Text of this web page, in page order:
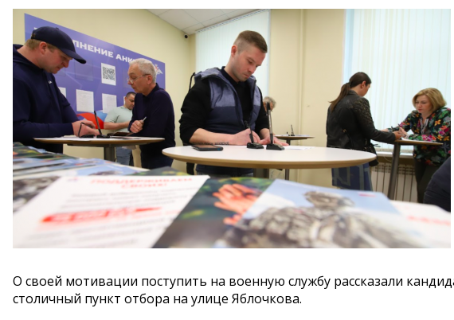
О своей мотивации поступить на военную службу рассказали
столичный пункт отбора на улице Яблочкова.